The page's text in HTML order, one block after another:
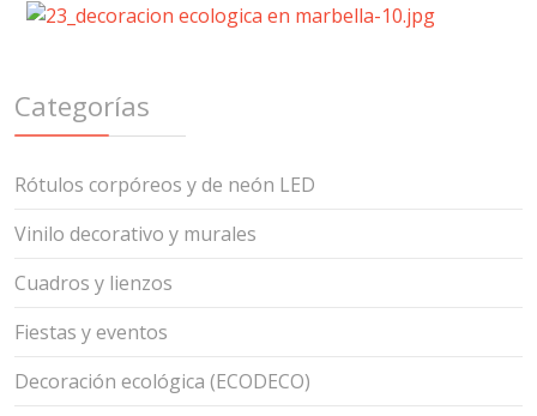
Categorías
Rótulos corpóreos y de neón LED
Vinilo decorativo y murales
Cuadros y lienzos
Fiestas y eventos
Decoración ecológica (ECODECO)